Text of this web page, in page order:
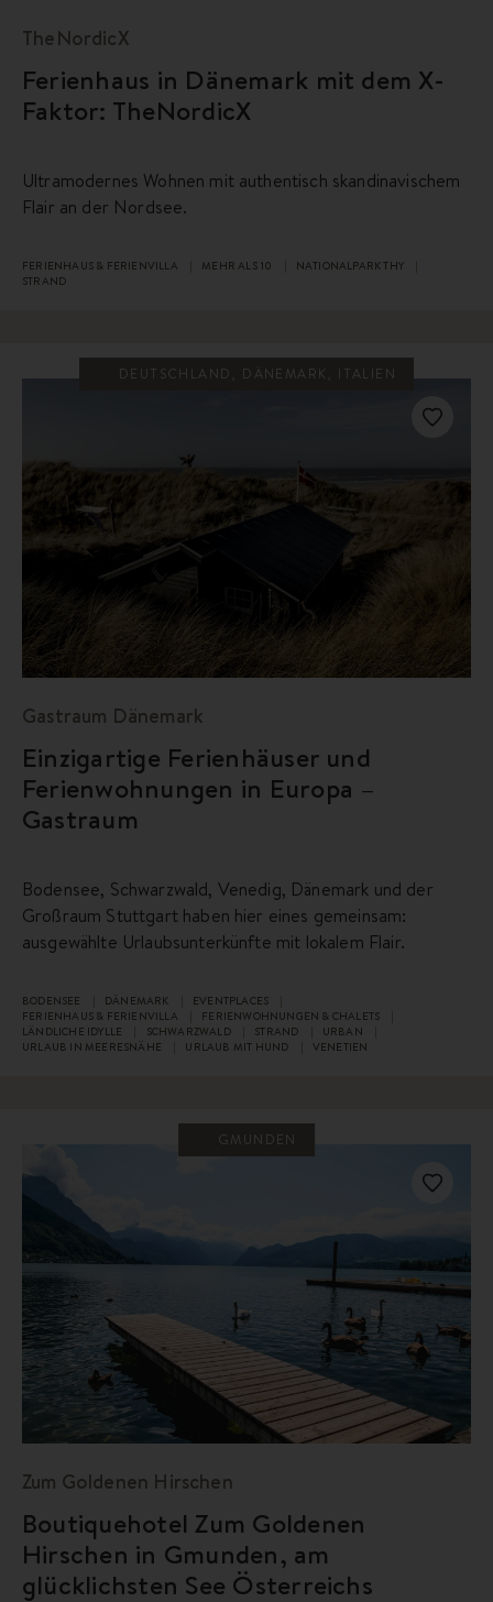
TheNordicX
Ferienhaus in Dänemark mit dem X-
Faktor: TheNordicX
Ultramodernes Wohnen mit authentisch skandinavischem
Flair an der Nordsee.
FERIENHAUS & FERIENVILLA MEHR ALS 10
NATIONALPARK THY
STRAND
DEUTSCHLAND, DÄNEMARK, ITALIEN
Gastraum Dänemark
Einzigartige Ferienhäuser und
Ferienwohnungen in Europa –
Gastraum
Bodensee, Schwarzwald, Venedig, Dänemark und der
Großraum Stuttgart haben hier eines gemeinsam:
ausgewählte Urlaubsunterkünfte mit lokalem Flair.
BODENSEE DÄNEMARK
EVENTPLACES
FERIENHAUS & FERIENVILLA
FERIENWOHNUNGEN & CHALETS
LÄNDLICHE IDYLLE
SCHWARZWALD STRAND
URBAN
URLAUB IN MEERESNÄHE
URLAUB MIT HUND VENETIEN
GMUNDEN
Zum Goldenen Hirschen
Boutiquehotel Zum Goldenen
Hirschen in Gmunden, am
glücklichsten See Österreichs